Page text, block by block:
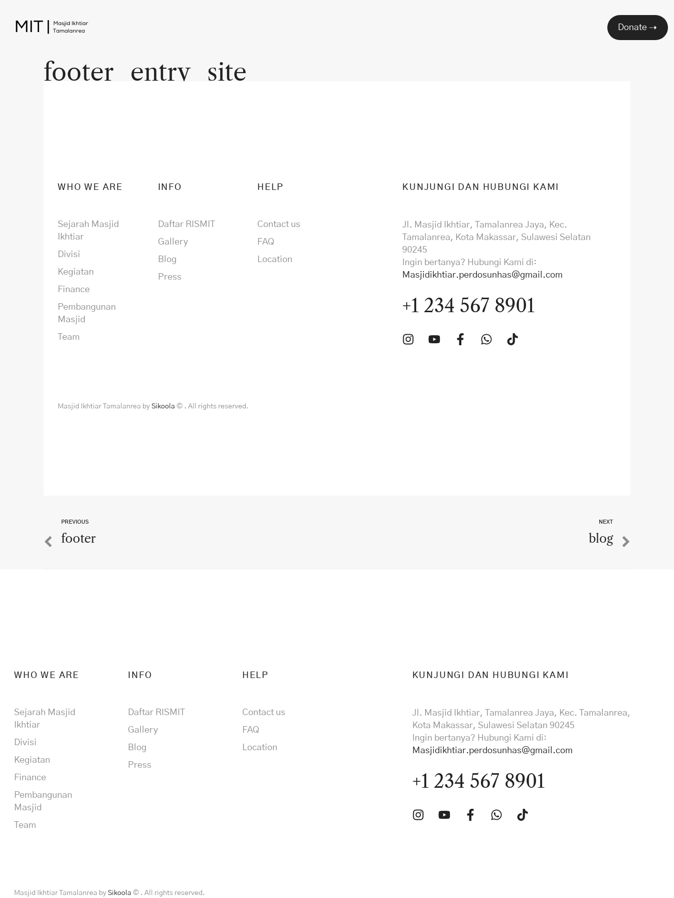
Donate
footer_entry_site
WHO WE ARE
Sejarah Masjid
Ikhtiar
Divisi
Kegiatan
Finance
Pembangunan
Masjid
Team
INFO
Daftar RISMIT
Gallery
Blog
Press
HELP
Contact us
FAQ
Location
KUNJUNGI DAN HUBUNGI KAMI
Jl. Masjid Ikhtiar, Tamalanrea Jaya, Kec.
Tamalanrea, Kota Makassar, Sulawesi Selatan
90245
Ingin bertanya? Hubungi Kami di:
Masjidikhtiar.perdosunhas@gmail.com
+1 234 567 8901
Masjid Ikhtiar Tamalanrea by Sikoola © . All rights reserved.
PREVIOUS
footer
NEXT
blog
WHO WE ARE
Sejarah Masjid
Ikhtiar
Divisi
Kegiatan
Finance
Pembangunan
Masjid
Team
INFO
Daftar RISMIT
Gallery
Blog
Press
HELP
Contact us
FAQ
Location
KUNJUNGI DAN HUBUNGI KAMI
Jl. Masjid Ikhtiar, Tamalanrea Jaya, Kec. Tamalanrea,
Kota Makassar, Sulawesi Selatan 90245
Ingin bertanya? Hubungi Kami di:
Masjidikhtiar.perdosunhas@gmail.com
+1 234 567 8901
Masjid Ikhtiar Tamalanrea by Sikoola © . All rights reserved.